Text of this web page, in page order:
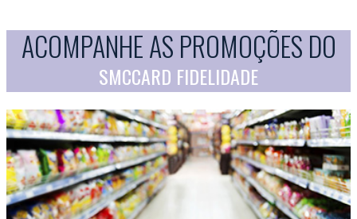
ACOMPANHE AS PROMOÇÕES DO
SMCCARD FIDELIDADE